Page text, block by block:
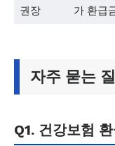
권장
가 환급
자주 묻는
Q1. 건강보험